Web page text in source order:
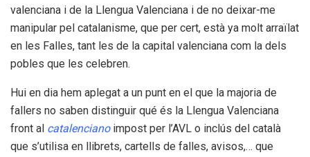
valenciana i de la Llengua Valenciana i de no deixar-me
manipular pel catalanisme, que per cert, està ya molt arraïlat
en les Falles, tant les de la capital valenciana com la dels
pobles que les celebren.
Hui en dia hem aplegat a un punt en el que la majoria de
fallers no saben distinguir qué és la Llengua Valenciana
front al catalencianoimpost per l’AVL o inclús del català
que s’utilisa en llibrets, cartells de falles, avisos,… que